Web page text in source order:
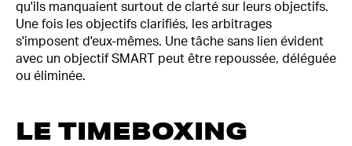
qu'ils manquaient surtout de clarté sur leurs objectifs.
Une fois les objectifs clarifiés, les arbitrages
s'imposent d'eux-mêmes. Une tâche sans lien évident
avec un objectif SMART peut être repoussée, déléguée
ou éliminée.
LE TIMEBOXING